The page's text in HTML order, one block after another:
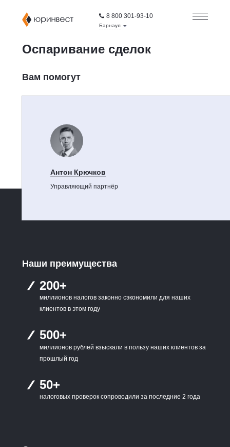
8 800 301-93-10
Барнаул
Оспаривание сделок
Вам помогут
Антон Крючков
Управляющий партнёр
Наши преимущества
200+
миллионов налогов законно сэкономили для наших
клиентов в этом году
500+
миллионов рублей взыскали в пользу наших клиентов за
прошлый год
50+
налоговых проверок сопроводили за последние 2 года